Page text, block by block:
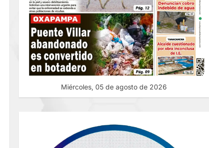
Miércoles, 05 de agosto de 2026